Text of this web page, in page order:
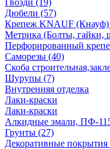
Гвозди (19)
Дюбели (57)
Крепеж KNAUF (Кнауф)
Метрика (Болты, гайки,
Перфорированный
Саморезы (40)
Скоба
Шурупы (7)
Внутренняя отделка
Лаки-краски
Лаки-краски
Алкидные эмали, ПФ-
Грунты (27)
Декоративные покрытия